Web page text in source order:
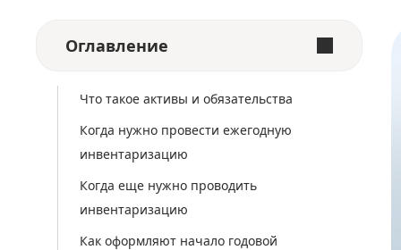
Оглавление
Что такое активы и обязательства
Когда нужно провести ежегодную
инвентаризацию
Когда еще нужно проводить
инвентаризацию
Как оформляют начало годовой